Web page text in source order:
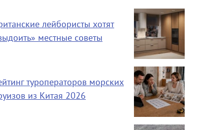
лейбористы хотят
местные советы
туроператоров морских
из Китая 2026